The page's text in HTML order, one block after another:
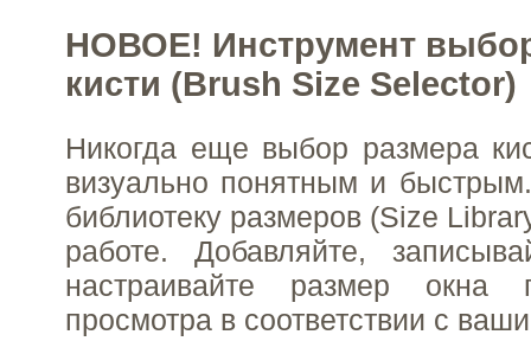
НОВОЕ! Инструмент
кисти (Brush Size Selector)
Никогда еще выбор размера
визуально понятным и
библиотеку размеров (Size
работе. Добавляйте,
настраивайте размер окна
просмотра в соответствии с